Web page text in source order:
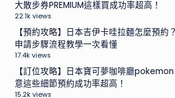
大散步券PREMIUM這樣買成功率超高！
22.1k views
【預約攻略】日本吉伊卡哇拉麵怎麼預約
申請步驟流程教學一次看懂
17.4k views
【訂位攻略】日本寶可夢咖啡廳
意這些細節預約成功率超高！
15.2k views